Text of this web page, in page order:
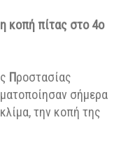
η κοπή πίτας στο 4ο
Προστασίας
σήμερα
την κοπή της